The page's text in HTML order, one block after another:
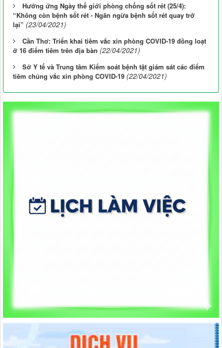
Hưởng ứng Ngày thế giới phòng chống sốt rét (25/4):
“Không còn bệnh sốt rét - Ngăn ngừa bệnh sốt rét quay trở
lại” (23/04/2021)
Cần Thơ: Triển khai tiêm vắc xin phòng COVID-19 đồng loạt
ở 16 điểm tiêm trên địa bàn (22/04/2021)
Sở Y tế và Trung tâm Kiểm soát bệnh tật giám sát các điểm
tiêm chủng vắc xin phòng COVID-19 (22/04/2021)